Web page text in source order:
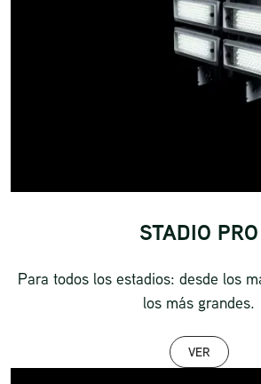
STADIO PRO
Para todos los estadios: desde los
los más grandes.
VER